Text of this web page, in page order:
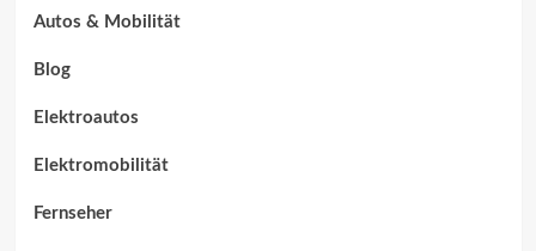
Autos & Mobilität
Blog
Elektroautos
Elektromobilität
Fernseher